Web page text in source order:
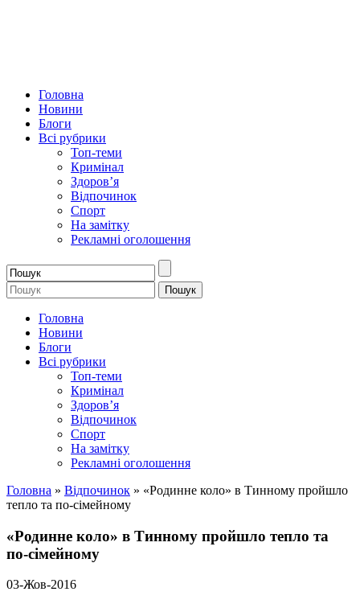
Головна
Новини
Блоги
Всі рубрики
Топ-теми
Кримінал
Здоров’я
Відпочинок
Спорт
На замітку
Рекламні оголошення
Головна
Новини
Блоги
Всі рубрики
Топ-теми
Кримінал
Здоров’я
Відпочинок
Спорт
На замітку
Рекламні оголошення
Головна » Відпочинок » «Родинне коло» в Тинному пройшло
тепло та по-сімейному
«Родинне коло» в Тинному пройшло тепло та
по-сімейному
03-Жов-2016